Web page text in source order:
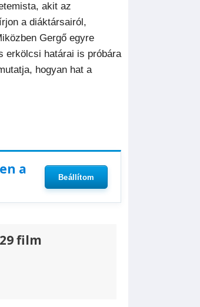
akit az
a diáktársairól,
Gergő egyre
erkölcsi határai is próbára
hogyan hat a
a
Beállítom
film